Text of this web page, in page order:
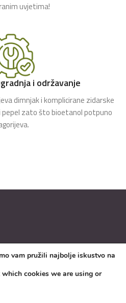
uvjetima!
i održavanje
dimnjak i komplicirane zidarske
pepel zato što bioetanol potpuno
vam pružili najbolje iskustvo na
cookies we are using or